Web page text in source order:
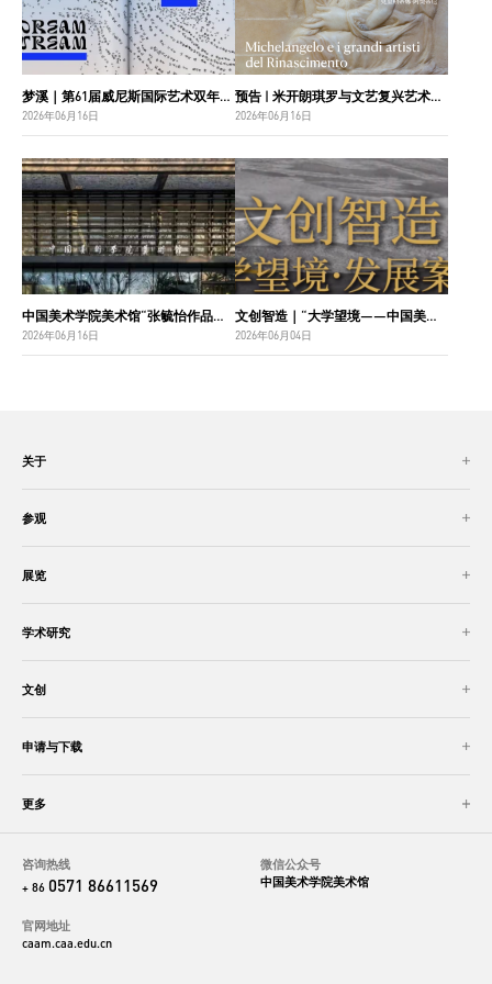
梦溪｜第61届威尼斯国际艺术双年展中国国家馆主视觉设计
2026年06月16日
预告 | 米开朗琪罗与文艺复兴艺术巨匠：佛罗伦萨博纳罗蒂之家珍藏
2026年06月16日
中国美术学院美术馆“张毓怡作品捐赠收藏项目”入选“2026年度国家美术作品收藏和捐赠奖励项目名单”
2026年06月16日
文创智造｜“大学望境——中国美术学院建设世界一流大学二十周年”特展导览
2026年06月04日
关于
参观
展览
学术研究
文创
申请与下载
更多
咨询热线
+ 86 0571 86611569
官网地址
caam.caa.edu.cn
微信公众号
中国美术学院美术馆